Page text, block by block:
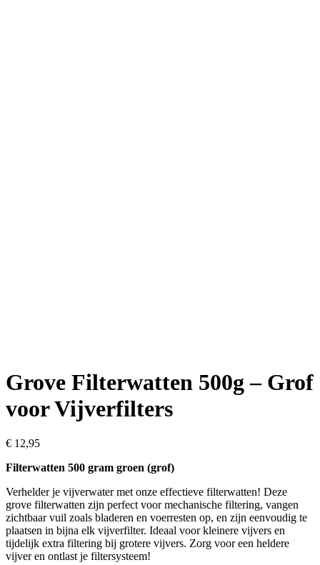
Grove Filterwatten 500g – Grof
voor Vijverfilters
€ 12,95
Filterwatten 500 gram groen (grof)
Verhelder je vijverwater met onze effectieve filterwatten! Deze
grove filterwatten zijn perfect voor mechanische filtering, vangen
zichtbaar vuil zoals bladeren en voerresten op, en zijn eenvoudig te
plaatsen in bijna elk vijverfilter. Ideaal voor kleinere vijvers en
tijdelijk extra filtering bij grotere vijvers. Zorg voor een heldere
vijver en ontlast je filtersysteem!